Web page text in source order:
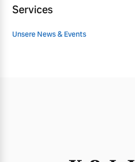
Services
Unsere News & Events